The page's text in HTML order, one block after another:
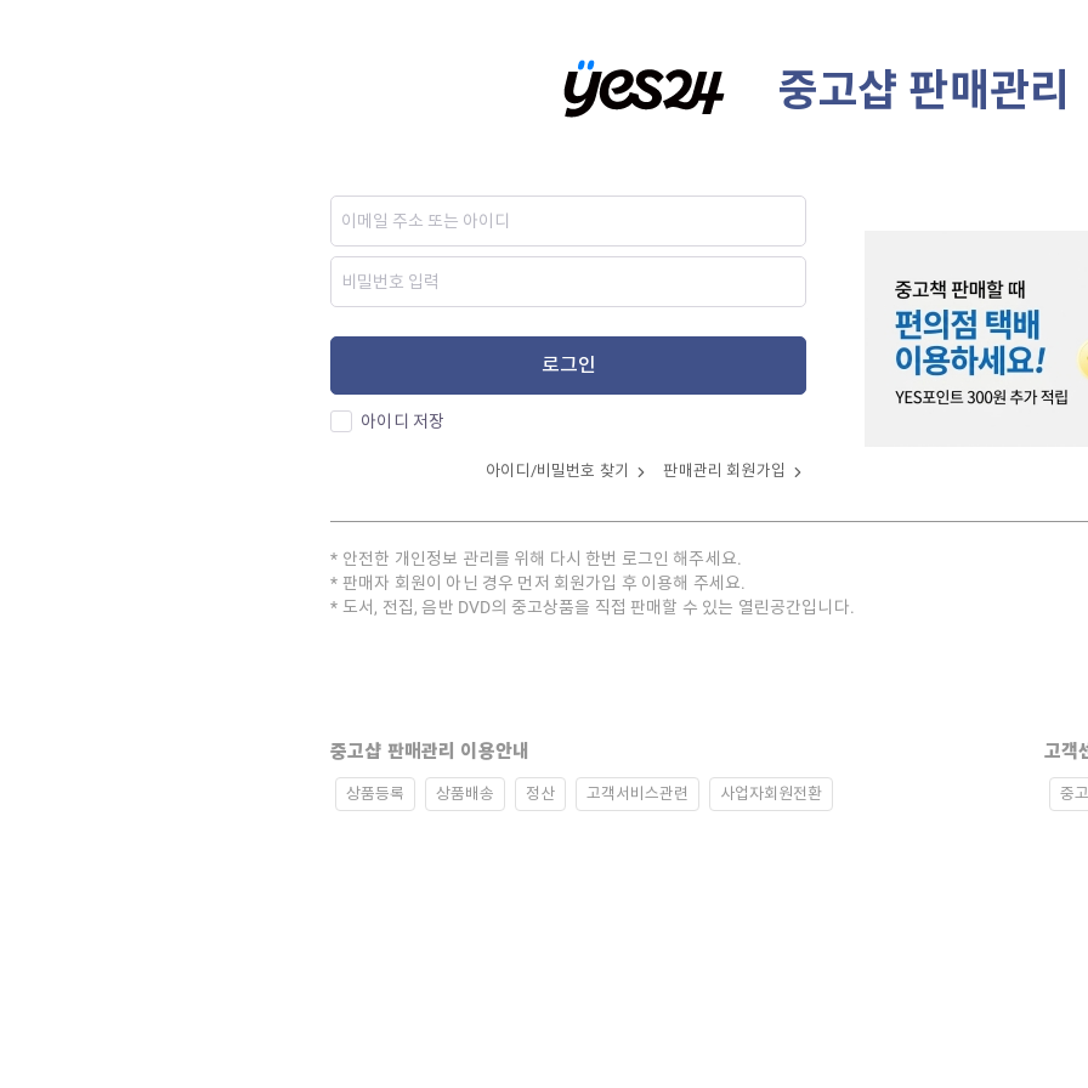
중고샵 판매관리
로그인
아이디 저장
아이디/비밀번호 찾기 판매관리 회원가입
안전한 개인정보 관리를 위해 다시 한번 로그인 해주세요.
판매자 회원이 아닌 경우 먼저 회원가입 후 이용해 주세요.
도서, 전집, 음반 DVD의 중고상품을 직접 판매할 수 있는 열린공간입니다.
중고샵 판매관리 이용안내
상품등록 상품배송 정산 고객서비스관련 사업자회원전환
고객
중